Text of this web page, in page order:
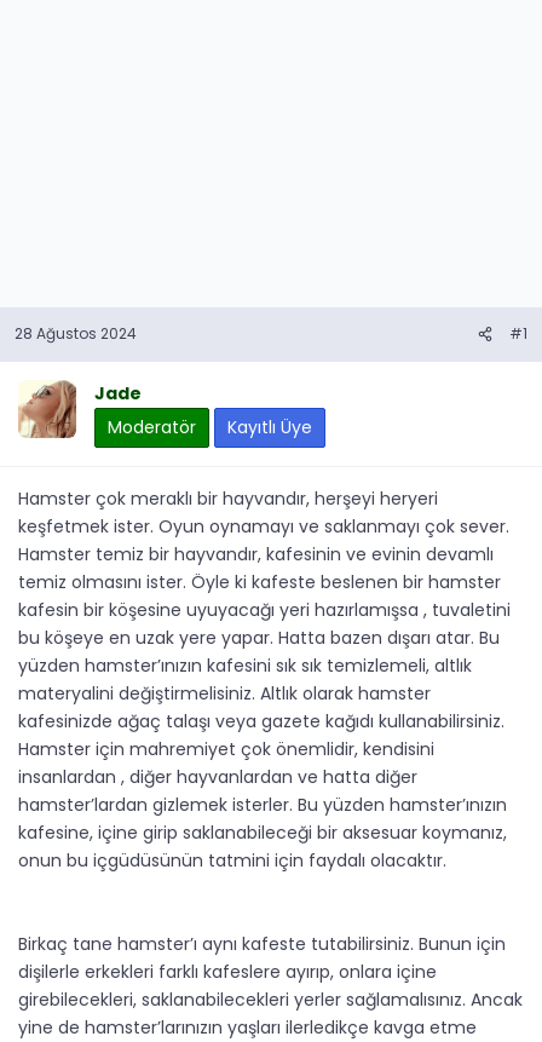
28 Ağustos 2024 #1
Jade
Moderatör
Kayıtlı Üye
Hamster çok meraklı bir hayvandır, herşeyi heryeri
keşfetmek ister. Oyun oynamayı ve saklanmayı çok sever.
Hamster temiz bir hayvandır, kafesinin ve evinin devamlı
temiz olmasını ister. Öyle ki kafeste beslenen bir hamster
kafesin bir köşesine uyuyacağı yeri hazırlamışsa , tuvaletini
bu köşeye en uzak yere yapar. Hatta bazen dışarı atar. Bu
yüzden hamster’ınızın kafesini sık sık temizlemeli, altlık
materyalini değiştirmelisiniz. Altlık olarak hamster
kafesinizde ağaç talaşı veya gazete kağıdı kullanabilirsiniz.
Hamster için mahremiyet çok önemlidir, kendisini
insanlardan , diğer hayvanlardan ve hatta diğer
hamster’lardan gizlemek isterler. Bu yüzden hamster’ınızın
kafesine, içine girip saklanabileceği bir aksesuar koymanız,
onun bu içgüdüsünün tatmini için faydalı olacaktır.
Birkaç tane hamster’ı aynı kafeste tutabilirsiniz. Bunun için
dişilerle erkekleri farklı kafeslere ayırıp, onlara içine
girebilecekleri, saklanabilecekleri yerler sağlamalısınız. Ancak
yine de hamster’larınızın yaşları ilerledikçe kavga etme